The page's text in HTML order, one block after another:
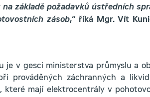
základě požadavků ústředních
zásob,“ říká Mgr. Vít
je v gesci ministerstva průmyslu a
prováděných záchranných a
které mají elektrocentrály v